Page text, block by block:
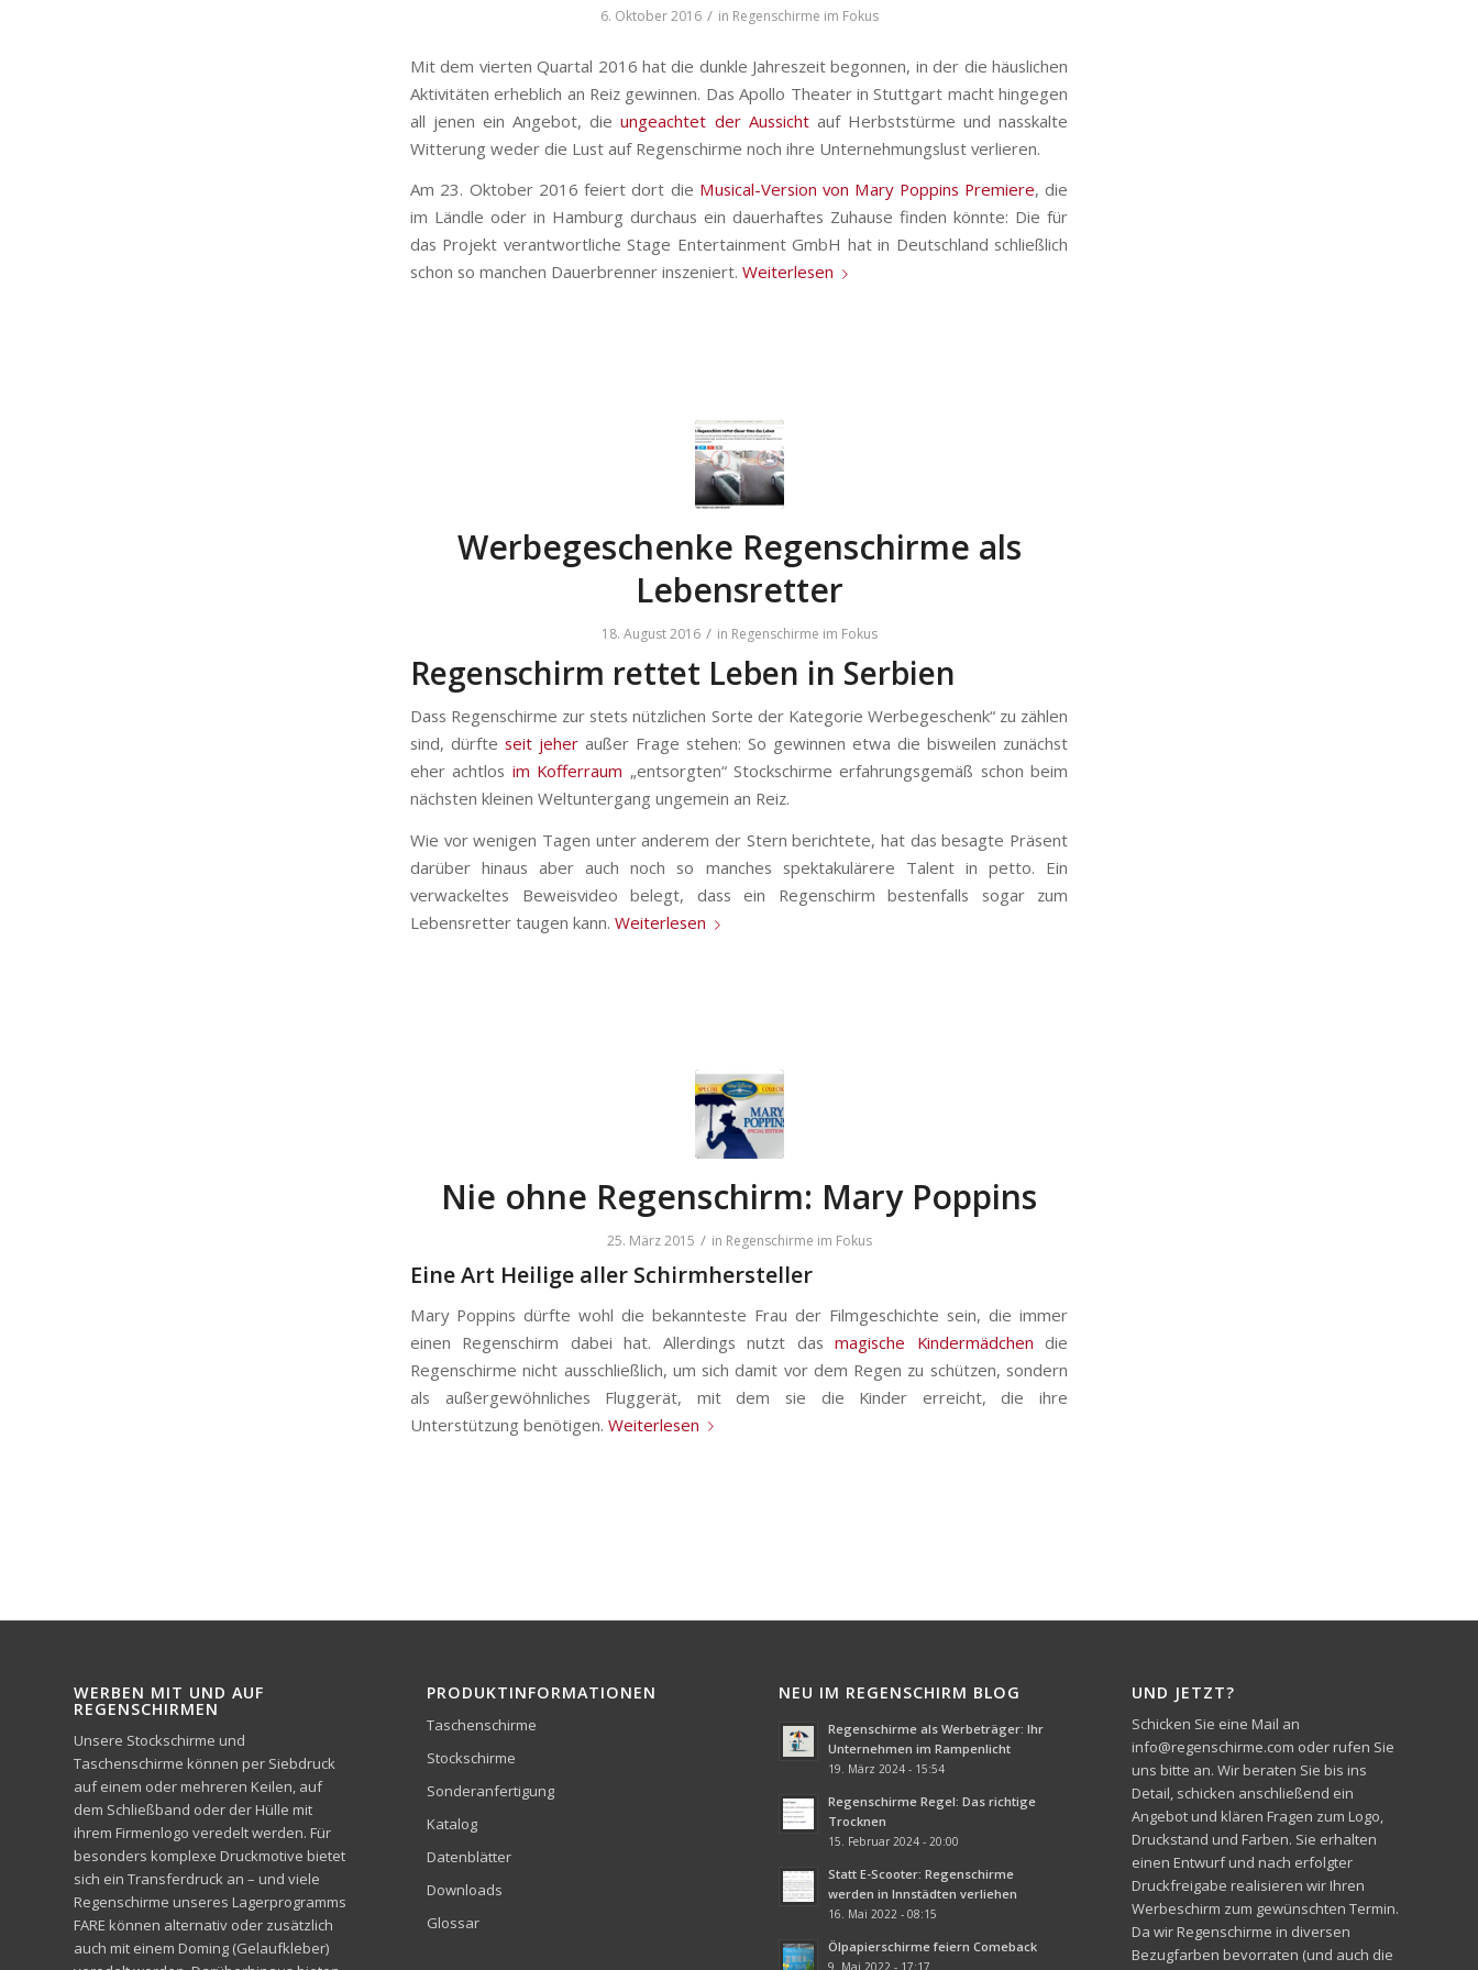
6. Oktober 2016 / in Regenschirme im Fokus
Mit dem vierten Quartal 2016 hat die dunkle Jahreszeit begonnen, in der die häuslichen
Aktivitäten erheblich an Reiz gewinnen. Das Apollo Theater in Stuttgart macht hingegen
all jenen ein Angebot, dieungeachtet der Aussichtauf Herbststürme und nasskalte
Witterung weder die Lust auf Regenschirme noch ihre Unternehmungslust verlieren.
Am 23. Oktober 2016 feiert dort die Musical-Version von Mary Poppins Premiere, die
im Ländle oder in Hamburg durchaus ein dauerhaftes Zuhause finden könnte: Die für
das Projekt verantwortliche Stage Entertainment GmbH hat in Deutschland schließlich
schon so manchen Dauerbrenner inszeniert. Weiterlesen
Werbegeschenke Regenschirme als
Lebensretter
18. August 2016 / in Regenschirme im Fokus
Regenschirm rettet Leben in Serbien
Dass Regenschirme zur stets nützlichen Sorte der Kategorie Werbegeschenk“ zu zählen
sind, dürfte seit jeher außer Frage stehen: So gewinnen etwa die bisweilen zunächst
eher achtlos im Kofferraum „entsorgten“ Stockschirme erfahrungsgemäß schon beim
nächsten kleinen Weltuntergang ungemein an Reiz.
Wie vor wenigen Tagen unter anderem der Stern berichtete, hat das besagte Präsent
darüber hinaus aber auch noch so manches spektakulärere Talent in petto. Ein
verwackeltes Beweisvideo belegt, dass ein Regenschirm bestenfalls sogar zum
Lebensretter taugen kann. Weiterlesen
Nie ohne Regenschirm: Mary Poppins
25. März 2015 / in Regenschirme im Fokus
Eine Art Heilige aller Schirmhersteller
Mary Poppins dürfte wohl die bekannteste Frau der Filmgeschichte sein, die immer
einen Regenschirm dabei hat. Allerdings nutzt dasmagische Kindermädchen die
Regenschirme nicht ausschließlich, um sich damit vor dem Regen zu schützen, sondern
als außergewöhnliches Fluggerät, mit dem sie die Kinder erreicht, die ihre
Unterstützung benötigen. Weiterlesen
WERBEN MIT UND AUF
REGENSCHIRMEN
Unsere Stockschirme und
Taschenschirme können per Siebdruck
auf einem oder mehreren Keilen, auf
dem Schließband oder der Hülle mit
ihrem Firmenlogo veredelt werden. Für
besonders komplexe Druckmotive bietet
sich ein Transferdruck an – und viele
Regenschirme unseres Lagerprogramms
FARE können alternativ oder zusätzlich
auch mit einem Doming (Gelaufkleber)
PRODUKTINFORMATIONEN
Taschenschirme
Stockschirme
Sonderanfertigung
Katalog
Datenblätter
Downloads
Glossar
NEU IM REGENSCHIRM BLOG
Regenschirme als Werbeträger: Ihr
Unternehmen im Rampenlicht
19. März 2024 - 15:54
Regenschirme Regel: Das richtige
Trocknen
15. Februar 2024 - 20:00
Statt E-Scooter: Regenschirme
werden in Innstädten verliehen
16. Mai 2022 - 08:15
Ölpapierschirme feiern Comeback
UND JETZT?
Schicken Sie eine Mail an
info@regenschirme.com oder rufen Sie
uns bitte an. Wir beraten Sie bis ins
Detail, schicken anschließend ein
Angebot und klären Fragen zum Logo,
Druckstand und Farben. Sie erhalten
einen Entwurf und nach erfolgter
Druckfreigabe realisieren wir Ihren
Werbeschirm zum gewünschten Termin.
Da wir Regenschirme in diversen
Bezugfarben bevorraten (und auch die